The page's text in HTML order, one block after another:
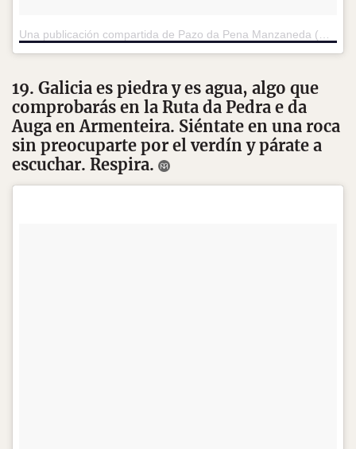
19. Galicia es piedra y es agua, algo que
comprobarás en la Ruta da Pedra e da
Auga en Armenteira. Siéntate en una roca
sin preocuparte por el verdín y párate a
escuchar. Respira.